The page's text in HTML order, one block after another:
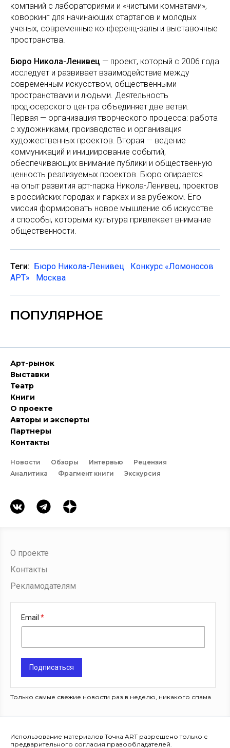
компаний с лабораториями и «чистыми комнатами»,
коворкинг для начинающих стартапов и молодых
ученых, современные конференц-залы и выставочные
пространства.
Бюро Никола-Ленивец — проект, который с 2006 года
исследует и развивает взаимодействие между
современным искусством, общественными
пространствами и людьми. Деятельность
продюсерского центра объединяет две ветви.
Первая — организация творческого процесса: работа
с художниками, производство и организация
художественных проектов. Вторая — ведение
коммуникаций и инициирование событий,
обеспечивающих внимание публики и общественную
ценность реализуемых проектов. Бюро опирается
на опыт развития арт-парка Никола-Ленивец, проектов
в российских городах и парках и за рубежом. Его
миссия формировать новое мышление об искусстве
и способы, которыми культура привлекает внимание
общественности.
Теги: Бюро Никола-Ленивец
Конкурс «Ломоносов
АРТ»
Москва
ПОПУЛЯРНОЕ
Арт-рынок
Выставки
Театр
Книги
О проекте
Авторы и эксперты
Партнеры
Контакты
Новости Обзоры Интервью
Рецензия
Аналитика
Фрагмент книги Экскурсия
О проекте
Контакты
Рекламодателям
Email
Подписаться
Только самые свежие новости раз в неделю, никакого спама
Использование материалов Точка ART разрешено только с
предварительного согласия правообладателей.